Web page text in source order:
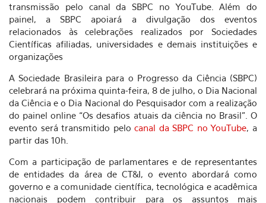
transmissão pelo canal da SBPC no YouTube. Além do
painel, a SBPC apoiará a divulgação dos eventos
relacionados às celebrações realizados por Sociedades
Científicas afiliadas, universidades e demais instituições e
organizações
A Sociedade Brasileira para o Progresso da Ciência (SBPC)
celebrará na próxima quinta-feira, 8 de julho, o Dia Nacional
da Ciência e o Dia Nacional do Pesquisador com a realização
do painel online “Os desafios atuais da ciência no Brasil”. O
evento será transmitido pelocanal da SBPC no YouTube, a
partir das 10h.
Com a participação de parlamentares e de representantes
de entidades da área de CT&I, o evento abordará como
governo e a comunidade científica, tecnológica e acadêmica
nacionais podem contribuir para os assuntos mais